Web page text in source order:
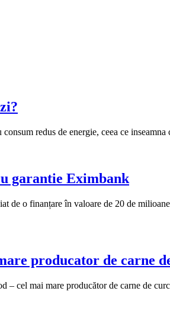
redus de energie, ceea ce
garantie Eximbank
o finanțare în valoare de 20 de
producator de carne
cel mai mare producător de carne de